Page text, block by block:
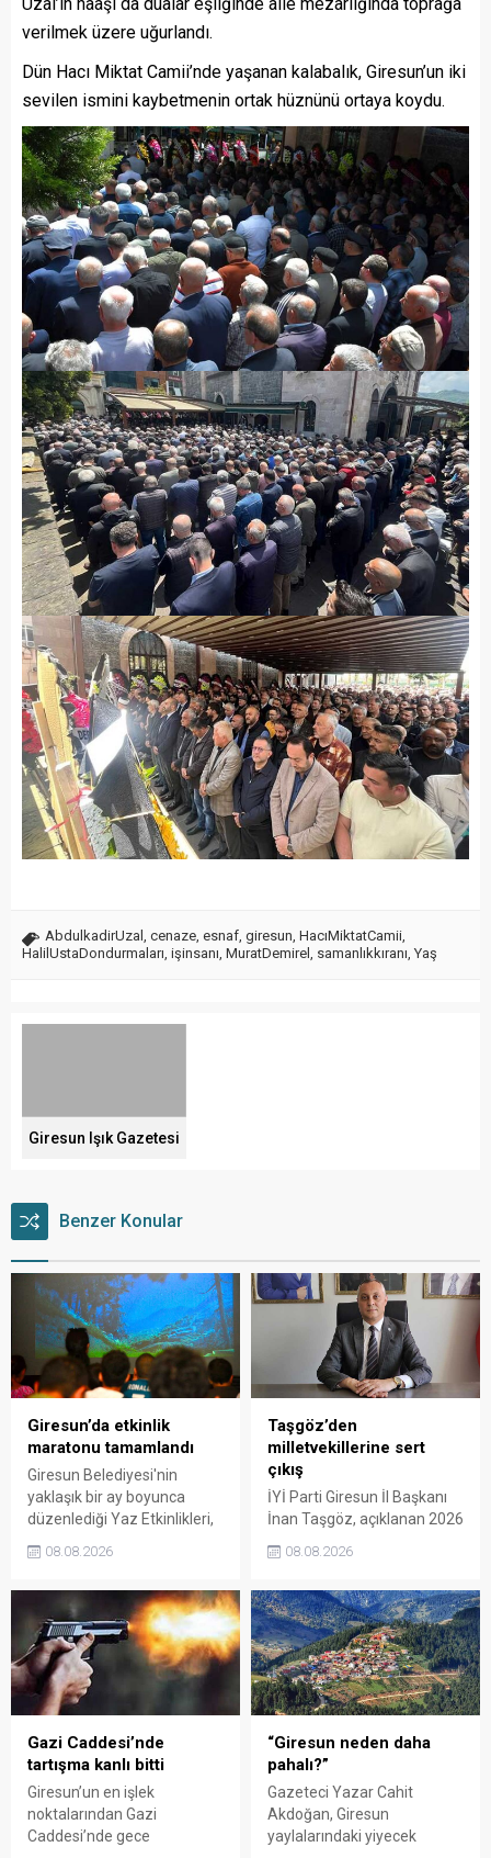
Uzal’ın naaşı da dualar eşliğinde aile mezarlığında toprağa
verilmek üzere uğurlandı.
Dün Hacı Miktat Camii’nde yaşanan kalabalık, Giresun’un iki
sevilen ismini kaybetmenin ortak hüznünü ortaya koydu.
AbdulkadirUzal , cenaze, esnaf, giresun, HacıMiktatCamii,
HalilUstaDondurmaları, işinsanı, MuratDemirel , samanlıkkıranı, Yaş
Giresun Işık Gazetesi
Benzer Konular
Giresun’da etkinlik
maratonu tamamlandı
Giresun Belediyesi'nin
yaklaşık bir ay boyunca
düzenlediği Yaz Etkinlikleri,
sanat ve eğlenceyle
organizasyonun ardından
Kadın El Emeği Pazarı'nın
süresi de 16 Ağustos'a
kadar uzatıldı.
08.08.2026
Taşgöz’den
milletvekillerine sert
çıkış
İYİ Parti Giresun İl Başkanı
İnan Taşgöz, açıklanan 2026
üzerinden iktidar
eleştirdi. Taşgöz, üreticinin
emeğinin karşılığını
alamadığını savunarak,
Giresun milletvekillerini
sessiz kalmakla suçladı.
08.08.2026
Gazi Caddesi’nde
tartışma kanlı bitti
Giresun’un en işlek
noktalarından Gazi
Caddesi’nde gece
“Giresun neden daha
pahalı?”
Gazeteci Yazar Cahit
Akdoğan, Giresun
yaylalarındaki yiyecek